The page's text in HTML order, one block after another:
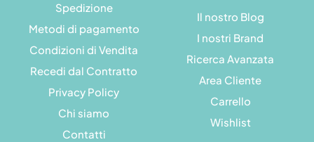
Spedizione
Metodi di pagamento
Condizioni di Vendita
Recedi dal Contratto
Privacy Policy
Chi siamo
Contatti
Il nostro Blog
I nostri Brand
Ricerca Avanzata
Area Cliente
Carrello
Wishlist